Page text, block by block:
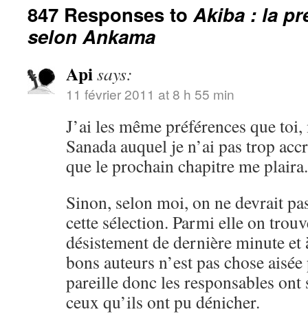
847 Responses toAkiba : la
selon Ankama
Apisays:
11 février 2011 at 8 h 55 min
J’ai les même préférences que
Sanada auquel je n’ai pas trop
que le prochain chapitre me plaira.
Sinon, selon moi, on ne devrait
cette sélection. Parmi elle on
désistement de dernière minute
bons auteurs n’est pas chose
pareille donc les responsables ont
ceux qu’ils ont pu dénicher.